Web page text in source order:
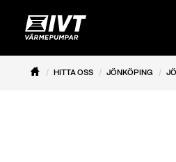
HITTA OSS JÖNKÖPING